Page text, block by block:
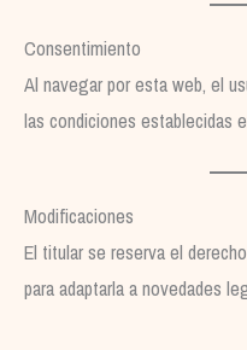
Consentimiento
Al navegar por esta web, el
las condiciones establecidas
Modificaciones
El titular se reserva el
para adaptarla a novedades